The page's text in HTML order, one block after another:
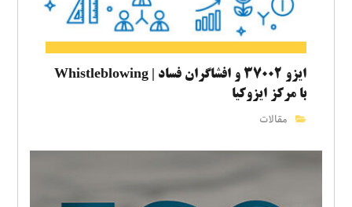
ایزو ۳۷۰۰۲ و افشاگران فساد | Whistleblowing
با مرکز ایزوکیا
مقالات